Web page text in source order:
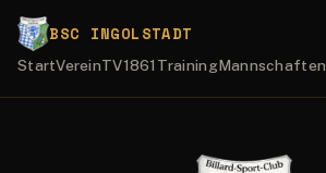
BSC INGOLSTADT
StartVereinTV1861 TrainingMannschaften